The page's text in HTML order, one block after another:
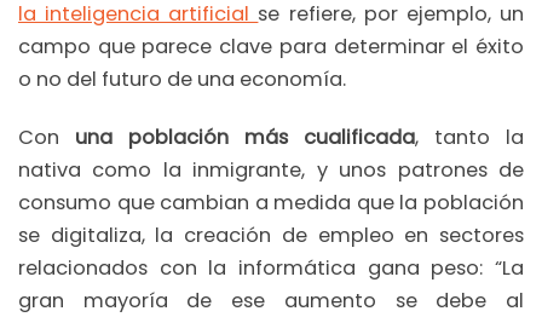
la inteligencia artificial se refiere, por ejemplo, un
campo que parece clave para determinar el éxito
o no del futuro de una economía.
Con una población más cualificada, tanto la
nativa como la inmigrante, y unos patrones de
consumo que cambian a medida que la población
se digitaliza, la creación de empleo en sectores
relacionados con la informática gana peso: “La
gran mayoría de ese aumento se debe al